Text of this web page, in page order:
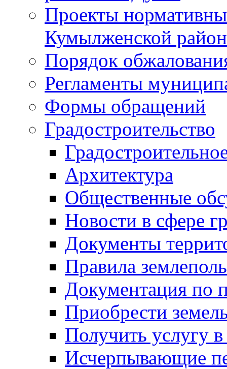
Проекты
Кумылженской
Порядок
Регламенты
Формы обращений
Градостроительство
Архитектура
Общественные
Новости в сфере
Документы
Правила
Документация по
Приобрести
Получить услугу в
Исчерпывающие